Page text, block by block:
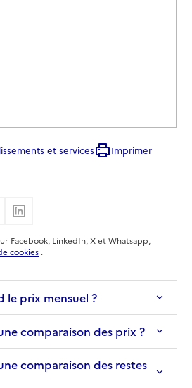
et services
Imprimer
emailsur Facebook
Partager sur X
Facebook, LinkedIn, X et Whatsapp,
cookies .
le prix mensuel ?
comparaison des prix ?
comparaison des restes